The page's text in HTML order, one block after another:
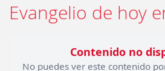
Evangelio de hoy
Contenido no
No puedes ver este contenido